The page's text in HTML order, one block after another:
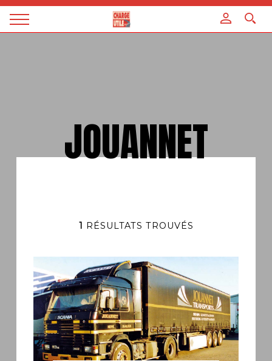
Magazine
JOUANNET
1 RÉSULTATS TROUVÉS
Panneau de gestion des cookies